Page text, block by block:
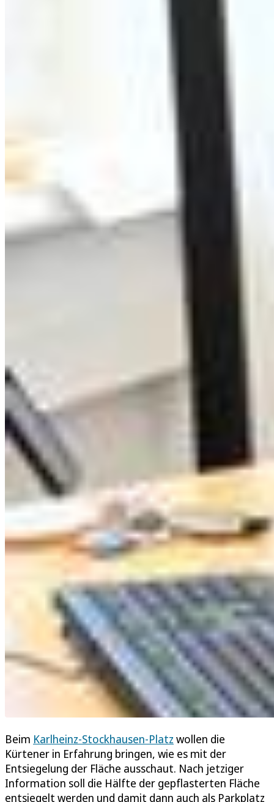
Beim Karlheinz-Stockhausen-Platz wollen die
Kürtener in Erfahrung bringen, wie es mit der
Entsiegelung der Fläche ausschaut. Nach jetziger
Information soll die Hälfte der gepflasterten Fläche
entsiegelt werden und damit dann auch als Parkplatz